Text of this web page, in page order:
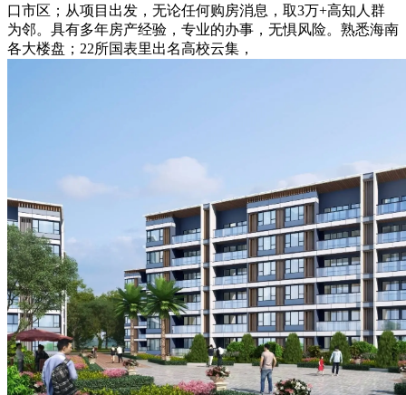
口市区；从项目出发，无论任何购房消息，取3万+高知人群
为邻。具有多年房产经验，专业的办事，无惧风险。熟悉海南
各大楼盘；22所国表里出名高校云集，